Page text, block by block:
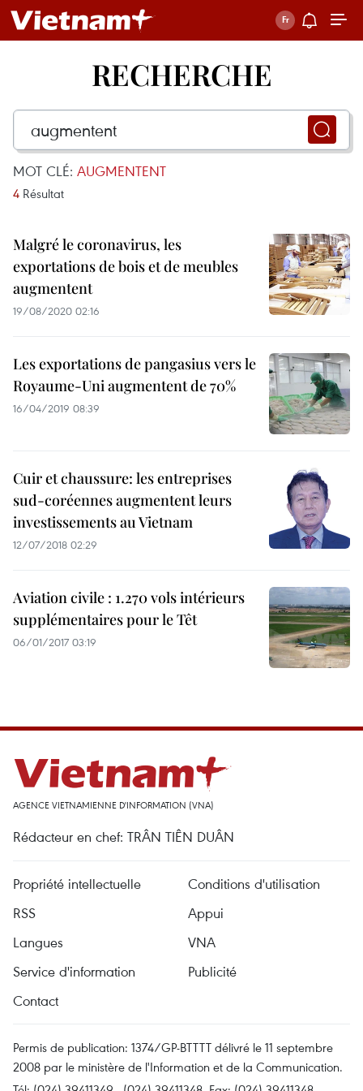
RECHERCHE
MOT CLÉ: AUGMENTENT
4 Résultat
Malgré le coronavirus, les
exportations de bois et de meubles
augmentent
19/08/2020 02:16
Les exportations de pangasius vers le
Royaume-Uni augmentent de 70%
16/04/2019 08:39
Cuir et chaussure: les entreprises
sud-coréennes augmentent leurs
investissements au Vietnam
12/07/2018 02:29
Aviation civile : 1.270 vols intérieurs
supplémentaires pour le Têt
06/01/2017 03:19
AGENCE VIETNAMIENNE D'INFORMATION (VNA)
Rédacteur en chef: TRÂN TIÊN DUÂN
Propriété intellectuelle
Conditions d'utilisation
RSS
Appui
Langues
VNA
Service d'information
Publicité
Contact
Permis de publication: 1374/GP-BTTTT délivré le 11 septembre
2008 par le ministère de l'Information et de la Communication.